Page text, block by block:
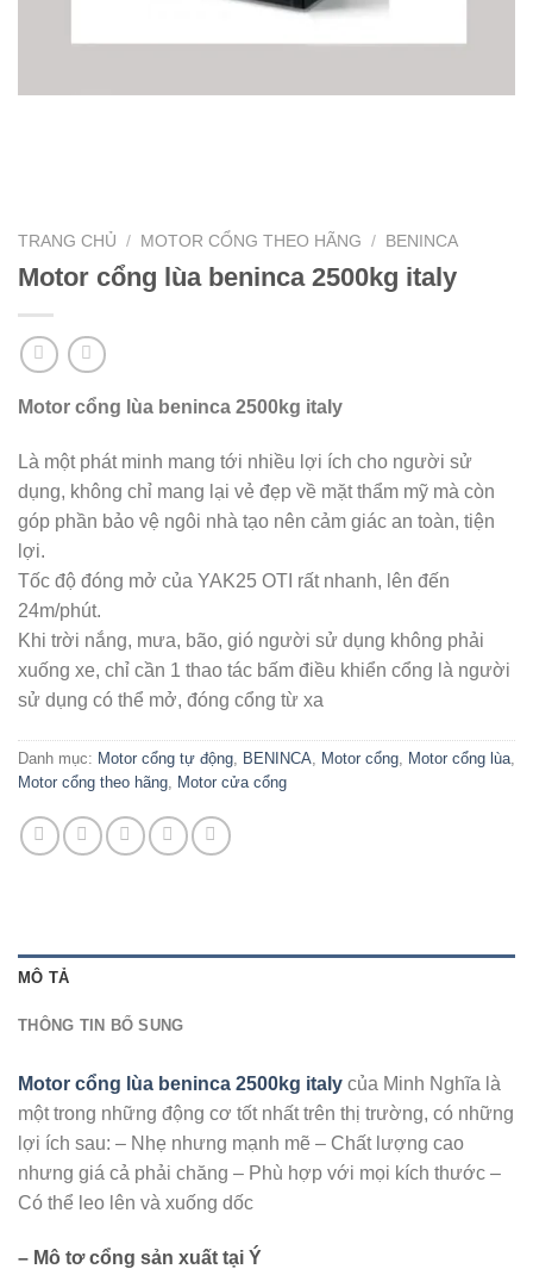
TRANG CHỦ / MOTOR CỔNG THEO HÃNG / BENINCA
Motor cổng lùa beninca 2500kg italy
Motor cổng lùa beninca 2500kg italy
Là một phát minh mang tới nhiều lợi ích cho người sử
dụng, không chỉ mang lại vẻ đẹp về mặt thẩm mỹ mà còn
góp phần bảo vệ ngôi nhà tạo nên cảm giác an toàn, tiện
lợi.
Tốc độ đóng mở của YAK25 OTI rất nhanh, lên đến
24m/phút.
Khi trời nắng, mưa, bão, gió người sử dụng không phải
xuống xe, chỉ cần 1 thao tác bấm điều khiển cổng là người
sử dụng có thể mở, đóng cổng từ xa
Danh mục: Motor cổng tự động, BENINCA, Motor cổng, Motor cổng lùa,
Motor cổng theo hãng, Motor cửa cổng
MÔ TẢ
THÔNG TIN BỔ SUNG
Motor cổng lùa beninca 2500kg italy của Minh Nghĩa là
một trong những động cơ tốt nhất trên thị trường, có những
lợi ích sau: – Nhẹ nhưng mạnh mẽ – Chất lượng cao
nhưng giá cả phải chăng – Phù hợp với mọi kích thước –
Có thể leo lên và xuống dốc
– Mô tơ cổng sản xuất tại Ý